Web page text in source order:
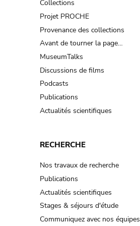
Collections
Projet PROCHE
Provenance des collections
Avant de tourner la page…
MuseumTalks
Discussions de films
Podcasts
Publications
Actualités scientifiques
RECHERCHE
Nos travaux de recherche
Publications
Actualités scientifiques
Stages & séjours d'étude
Communiquez avec nos équipes